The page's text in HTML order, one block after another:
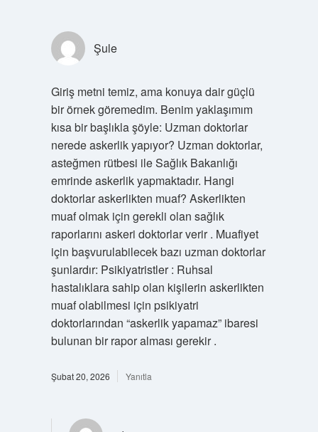
Şule
Giriş metni temiz, ama konuya dair güçlü
bir örnek göremedim. Benim yaklaşımım
kısa bir başlıkla şöyle: Uzman doktorlar
nerede askerlik yapıyor? Uzman doktorlar,
asteğmen rütbesi ile Sağlık Bakanlığı
emrinde askerlik yapmaktadır. Hangi
doktorlar askerlikten muaf? Askerlikten
muaf olmak için gerekli olan sağlık
raporlarını askeri doktorlar verir . Muafiyet
için başvurulabilecek bazı uzman doktorlar
şunlardır: Psikiyatristler : Ruhsal
hastalıklara sahip olan kişilerin askerlikten
muaf olabilmesi için psikiyatri
doktorlarından “askerlik yapamaz” ibaresi
bulunan bir rapor alması gerekir .
Şubat 20, 2026 Yanıtla